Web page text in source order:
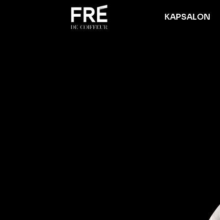
KAPSALON